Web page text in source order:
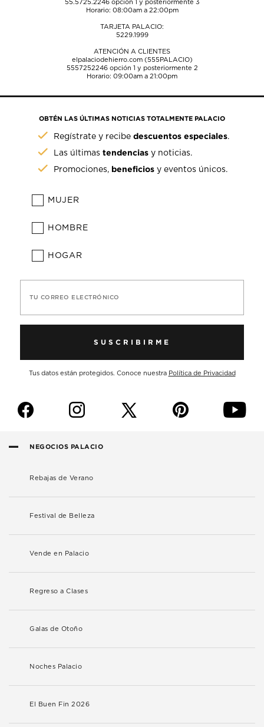
55.5725.2246opción 1 y posteriormente 3
Horario: 08:00am a 22:00pm
TARJETA PALACIO:
5229.1999
ATENCIÓN A CLIENTES
elpalaciodehierro.com (555PALACIO)
5557252246opción 1 y posteriormente 2
Horario: 09:00am a 21:00pm
OBTÉN LAS ÚLTIMAS NOTICIAS TOTALMENTE PALACIO
Regístrate y recibedescuentos especiales.
Las últimastendencias y noticias.
Promociones, beneficios y eventos únicos.
MUJER
HOMBRE
HOGAR
TU CORREO ELECTRÓNICO
SUSCRIBIRME
Tus datos están protegidos. Conoce nuestra Política de Privacidad
f i p y
NEGOCIOS PALACIO
Rebajas de Verano
Festival de Belleza
Vende en Palacio
Regreso a Clases
Galas de Otoño
Noches Palacio
El Buen Fin 2026